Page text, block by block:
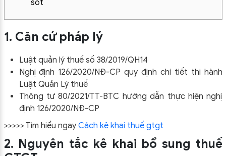
sót
1. Căn cứ pháp lý
Luật quản lý thuế số 38/2019/QH14
Nghị định 126/2020/NĐ-CP quy định chi tiết thi hành
Luật Quản Lý thuế
Thông tư 80/2021/TT-BTC hướng dẫn thực hiện nghị
định 126/2020/NĐ-CP
>>>>> Tìm hiểu ngay Cách kê khai thuế gtgt
2. Nguyên tắc kê khai bổ sung thuế